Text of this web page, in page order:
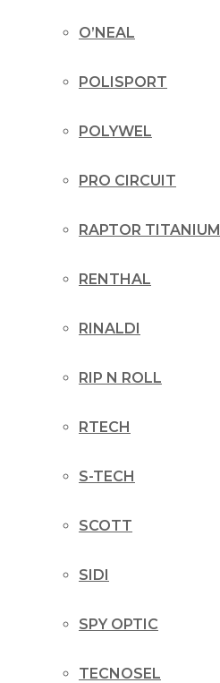
O’NEAL
POLISPORT
POLYWEL
PRO CIRCUIT
RAPTOR TITANIUM
RENTHAL
RINALDI
RIP N ROLL
RTECH
S-TECH
SCOTT
SIDI
SPY OPTIC
TECNOSEL